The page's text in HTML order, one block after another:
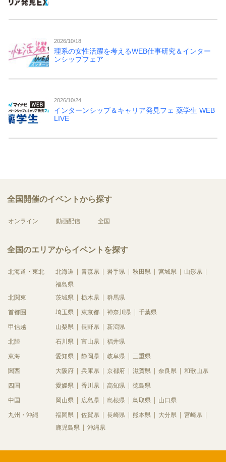
2026/10/18
理系の女性活躍を考えるWEB仕事研究＆インター
ンシップフェア
2026/10/24
インターンシップ＆キャリア発見フェ 薬学生 WEB
LIVE
全国開催のイベントから探す
オンライン 動画配信 全国
全国のエリアからイベントを探す
北海道・東北 北海道 青森県 岩手県 秋田県 宮城県
山形県
福島県
北関東
茨城県 栃木県 群馬県
首都圏 埼玉県 東京都 神奈川県 千葉県
甲信越 山梨県 長野県 新潟県
北陸 石川県 富山県 福井県
東海 愛知県 静岡県 岐阜県 三重県
関西 大阪府 兵庫県 京都府 滋賀県 奈良県 和歌山県
四国 愛媛県 香川県 高知県 徳島県
中国 岡山県 広島県 島根県 鳥取県 山口県
九州・沖縄 福岡県 佐賀県 長崎県 熊本県 大分県
宮崎県
鹿児島県
沖縄県